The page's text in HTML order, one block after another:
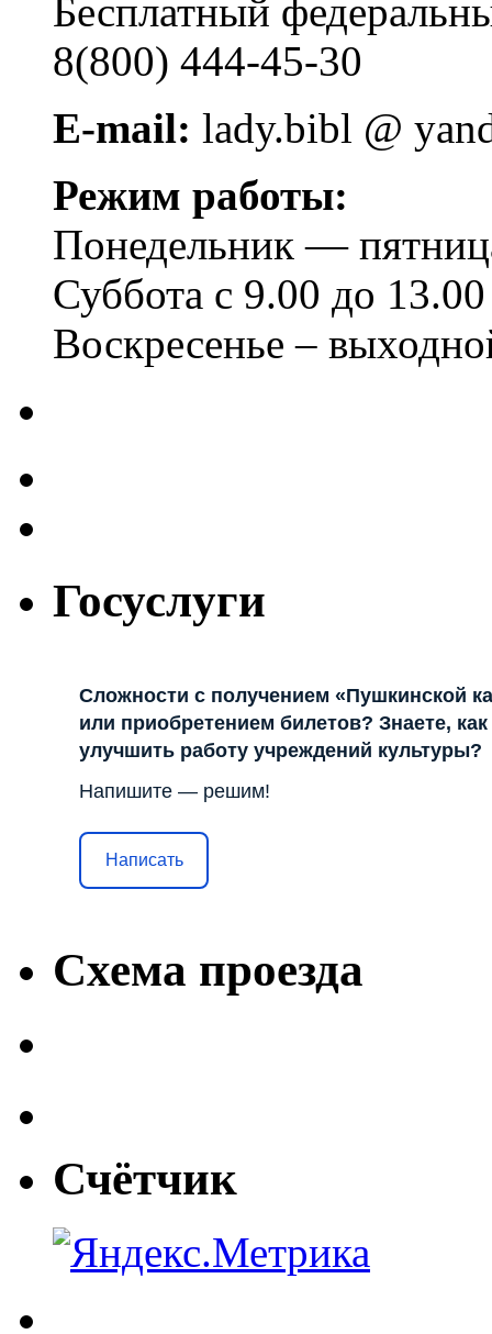
Бесплатный
8(800) 444-45-30
E-mail: lady.bibl @
Режим работы:
Понедельник —
Суббота с 9.00 до 13.00
Воскресенье –
Госуслуги
Сложности с получением «Пушкинской
или приобретением билетов? Знаете, как
улучшить работу учреждений культуры?
Напишите — решим!
Написать
Схема проезда
Счётчик